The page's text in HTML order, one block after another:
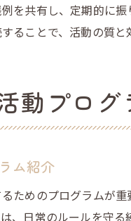
を共有し、定期的に
ることで、活動の質と
動プログ
ム紹介
ためのプログラムが
、日常のルールを守